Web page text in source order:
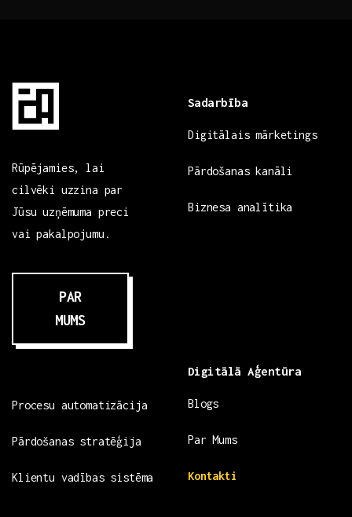
Rūpējamies, lai
cilvēki uzzina par
Jūsu uzņēmuma preci
vai pakalpojumu.
PAR
MUMS
Sadarbība
Digitālais mārketings
Pārdošanas kanāli
Biznesa analītika
Procesu automatizācija
Pārdošanas stratēģija
Klientu vadības sistēma
Digitālā Aģentūra
Blogs
Par Mums
Kontakti